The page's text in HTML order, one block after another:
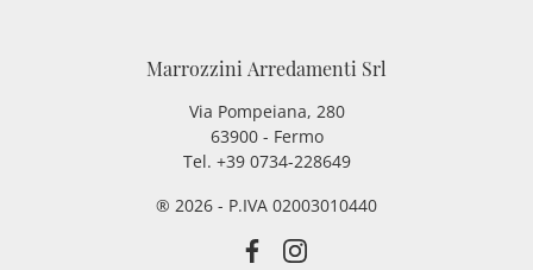
Marrozzini Arredamenti Srl
Via Pompeiana, 280
63900 - Fermo
Tel. +39 0734-228649
® 2026 - P.IVA 02003010440